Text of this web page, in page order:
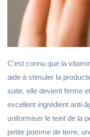
C’est connu que la
aide à stimuler la
suite, elle devient ferme
excellent ingrédient anti-
uniformiser le teint de la
petite pomme de terre,